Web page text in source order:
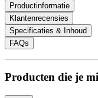
Productinformatie
Klantenrecensies
Specificaties & Inhoud
FAQs
Producten die je